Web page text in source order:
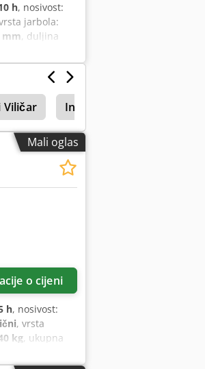
h, nosivost:
jarbola:
mm, duljina
Viličar Initialhub
Mali oglas
o cijeni
h, nosivost:
, vrsta
kg, ukupna